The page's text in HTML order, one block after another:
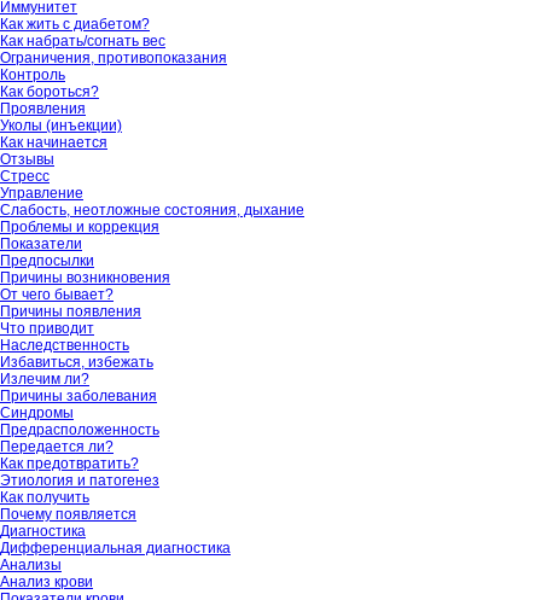
Иммунитет
Как жить с диабетом?
Как набрать/согнать вес
Ограничения, противопоказания
Контроль
Как бороться?
Проявления
Уколы (инъекции)
Как начинается
Отзывы
Стресс
Управление
Слабость, неотложные состояния, дыхание
Проблемы и коррекция
Показатели
Предпосылки
Причины возникновения
От чего бывает?
Причины появления
Что приводит
Наследственность
Избавиться, избежать
Излечим ли?
Причины заболевания
Синдромы
Предрасположенность
Передается ли?
Как предотвратить?
Этиология и патогенез
Как получить
Почему появляется
Диагностика
Дифференциальная диагностика
Анализы
Анализ крови